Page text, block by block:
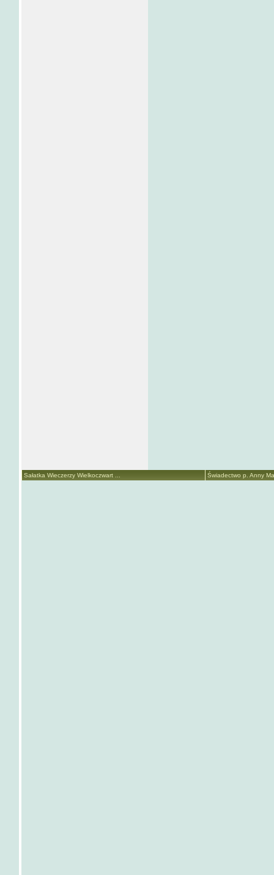
Sałatka Wieczerzy Wielkoczwart ... Świadectwo p. Anny